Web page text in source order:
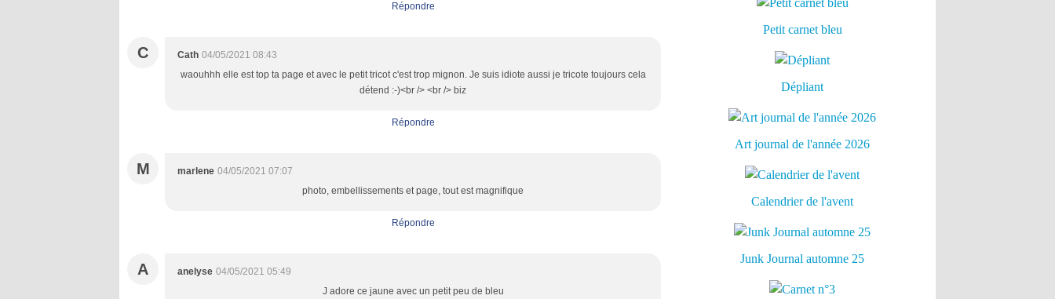
Répondre
C Cath 04/05/2021 08:43
waouhhh elle est top ta page et avec le petit tricot c'est trop mignon. Je suis idiote aussi je tricote toujours cela
détend :-)<br /> <br /> biz
Répondre
M marlene 04/05/2021 07:07
photo, embellissements et page, tout est magnifique
Répondre
A anelyse 04/05/2021 05:49
J adore ce jaune avec un petit peu de bleu
Petit carnet bleu
Dépliant
Art journal de l'année 2026
Calendrier de l'avent
Junk Journal automne 25